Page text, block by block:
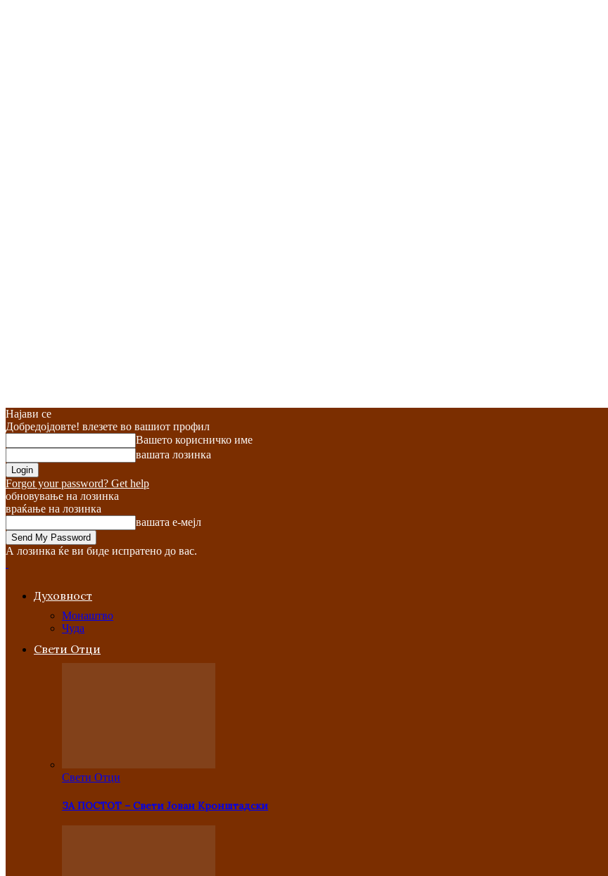
Најави се
Добредојдовте! влезете во вашиот профил
Вашето корисничко име
вашата лозинка
Forgot your password? Get help
обновување на лозинка
враќање на лозинка
вашата е-мејл
А лозинка ќе ви биде испратено до вас.
Духовност
Монаштво
Чуда
Свети Отци
Свети Отци
ЗА ПОСТОТ – Свети Јован Кронштадски